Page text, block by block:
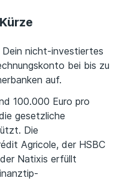
nicht-investiertes
bei bis zu
auf.
100.000 Euro pro
gesetzliche
Die
Agricole, der HSBC
Natixis erfüllt